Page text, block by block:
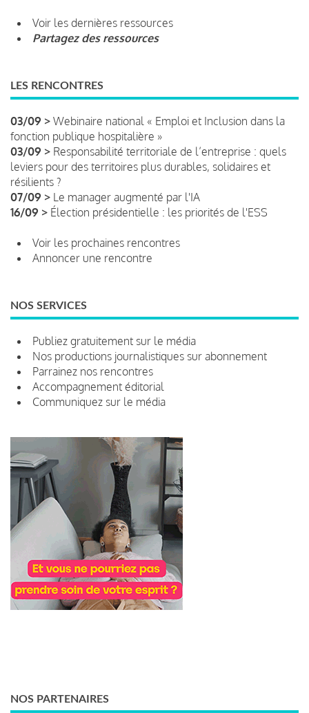
Voir les dernières ressources
Partagez des ressources
LES RENCONTRES
03/09 > Webinaire national « Emploi et Inclusion dans la
fonction publique hospitalière »
03/09 > Responsabilité territoriale de l’entreprise : quels
leviers pour des territoires plus durables, solidaires et
résilients ?
07/09 > Le manager augmenté par l'IA
16/09 > Élection présidentielle : les priorités de l'ESS
Voir les prochaines rencontres
Annoncer une rencontre
NOS SERVICES
Publiez gratuitement sur le média
Nos productions journalistiques sur abonnement
Parrainez nos rencontres
Accompagnement éditorial
Communiquez sur le média
NOS PARTENAIRES